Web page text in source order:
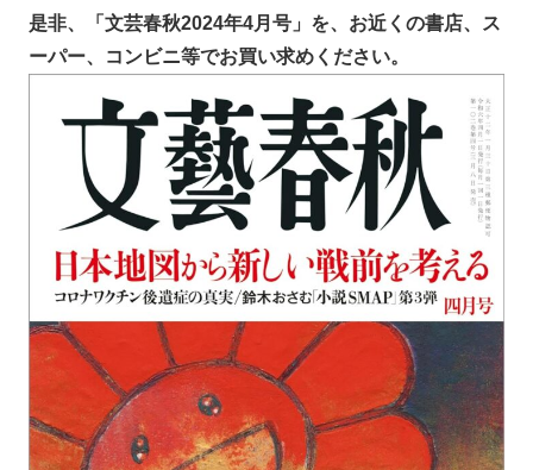
是非、「文芸春秋2024年4月号」を、お近くの書店、ス
ーパー、コンビニ等でお買い求めください。